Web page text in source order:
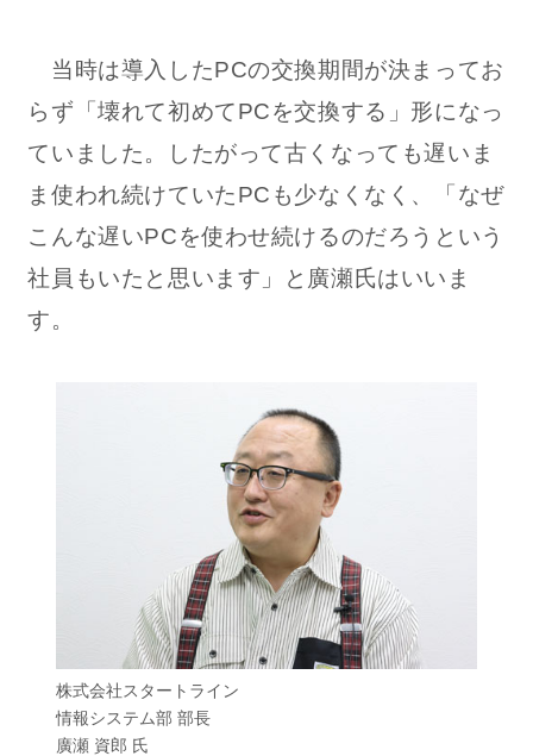
当時は導入したPCの交換期間が決まってお
らず「壊れて初めてPCを交換する」形になっ
ていました。したがって古くなっても遅いま
ま使われ続けていたPCも少なくなく、「なぜ
こんな遅いPCを使わせ続けるのだろうという
社員もいたと思います」と廣瀬氏はいいま
す。
株式会社スタートライン
情報システム部 部長
廣瀬 資郎 氏